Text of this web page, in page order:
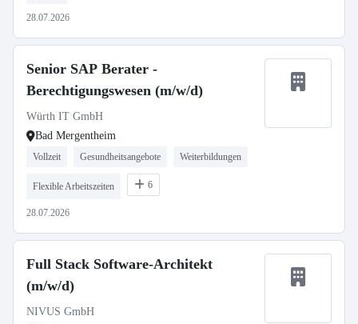
28.07.2026
Senior SAP Berater -
Berechtigungswesen (m/w/d)
Würth IT GmbH
Bad Mergentheim
Vollzeit Gesundheitsangebote Weiterbildungen
Flexible Arbeitszeiten 6
28.07.2026
Full Stack Software-Architekt
(m/w/d)
NIVUS GmbH